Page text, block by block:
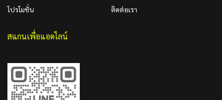
โปรโมชั่น
ติดต่อเรา
สแกนเพื่อแอดไลน์